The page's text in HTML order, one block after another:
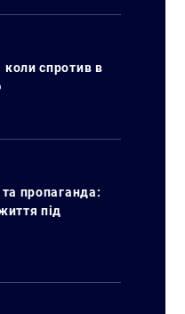
спротив в
та пропаганда:
під